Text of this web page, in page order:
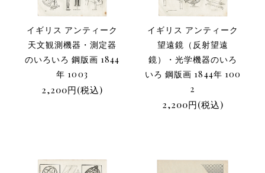
イギリス アンティーク
天文観測機器・測定器
のいろいろ 鋼版画 1844
年 1003
2,200円(税込)
イギリス アンティーク
望遠鏡（反射望遠
鏡）・光学機器のいろ
いろ 鋼版画 1844年 100
2
2,200円(税込)